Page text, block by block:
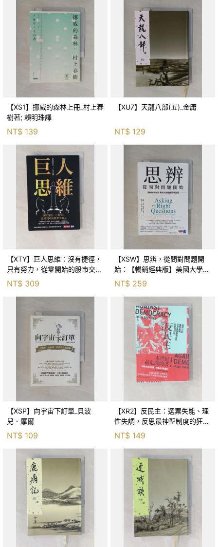
【XS1】挪威的森林上冊_村上春
樹著; 賴明珠譯
NT$ 139
【XU7】天龍八部(五)_金庸
NT$ 129
【XTY】巨人思維：沒有捷徑，
只有努力，從零開始的股市交易
員_巨人傑
NT$ 309
【XSW】思辨，從問對問題開
始：【暢銷經典版】美國大學邏
輯思考聖經_尼爾．布朗, 史都
華．基里, 羅耀宗, 蔡宏明, 黃賓
NT$ 259
【XSP】向宇宙下訂單_貝波
兒．摩爾
NT$ 109
【XR2】反民主：選票失能、理
性失調，反思最神聖制度的狂亂
NT$ 149